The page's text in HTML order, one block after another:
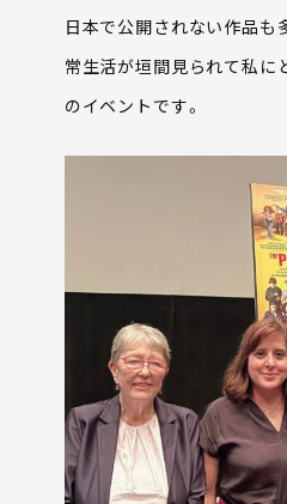
日本で公開されない作品も
常生活が垣間見られて私に
のイベントです。